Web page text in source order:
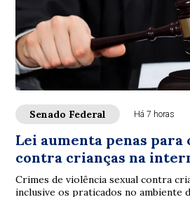
Senado Federal Há 7 horas
Lei aumenta penas para
contra crianças na
Crimes de violência sexual contra
inclusive os praticados no ambiente